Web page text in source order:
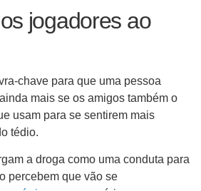
jogadores ao
chave para que uma pessoa
mais se os amigos também o
usam para se sentirem mais
tédio.
a droga como uma conduta para
percebem que vão se